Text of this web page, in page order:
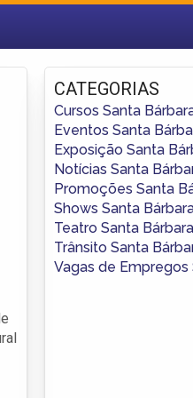
Fazer login
Criar conta
CATEGORIAS
Cursos Santa
Eventos Santa
Exposição Santa
Notícias Santa
Promoções Santa
Shows Santa
Teatro Santa
Trânsito Santa
Vagas de Empregos